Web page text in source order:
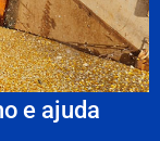
e ajuda